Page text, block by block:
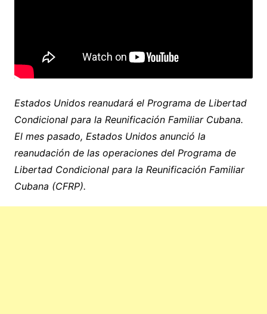
Estados Unidos reanudará el Programa de Libertad
Condicional para la Reunificación Familiar Cubana.
El mes pasado, Estados Unidos anunció la
reanudación de las operaciones del Programa de
Libertad Condicional para la Reunificación Familiar
Cubana (CFRP).